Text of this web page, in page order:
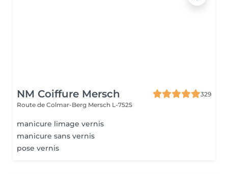
NM Coiffure Mersch
329
Route de Colmar-Berg Mersch L-7525
manicure limage vernis
manicure sans vernis
pose vernis